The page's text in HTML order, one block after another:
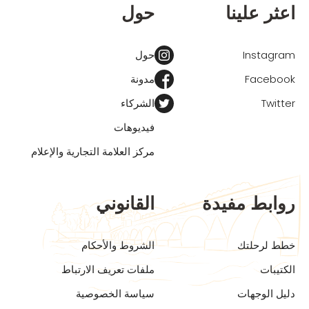
اعثر علينا
Instagram
Facebook
Twitter
حول
حول
مدونة
الشركاء
فيديوهات
مركز العلامة التجارية والإعلام
روابط مفيدة
خطط لرحلتك
الكتيبات
دليل الوجهات
القانوني
الشروط والأحكام
ملفات تعريف الارتباط
سياسة الخصوصية